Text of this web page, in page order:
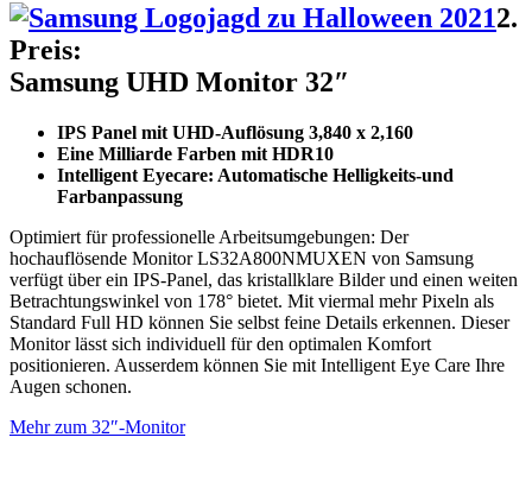
2.
Preis:
Samsung UHD Monitor 32″
IPS Panel mit UHD-Auflösung 3,840 x 2,160
Eine Milliarde Farben mit HDR10
Intelligent Eyecare: Automatische Helligkeits-und
Farbanpassung
Optimiert für professionelle Arbeitsumgebungen: Der
hochauflösende Monitor LS32A800NMUXEN von Samsung
verfügt über ein IPS-Panel, das kristallklare Bilder und einen weiten
Betrachtungswinkel von 178° bietet. Mit viermal mehr Pixeln als
Standard Full HD können Sie selbst feine Details erkennen. Dieser
Monitor lässt sich individuell für den optimalen Komfort
positionieren. Ausserdem können Sie mit Intelligent Eye Care Ihre
Augen schonen.
Mehr zum 32″-Monitor